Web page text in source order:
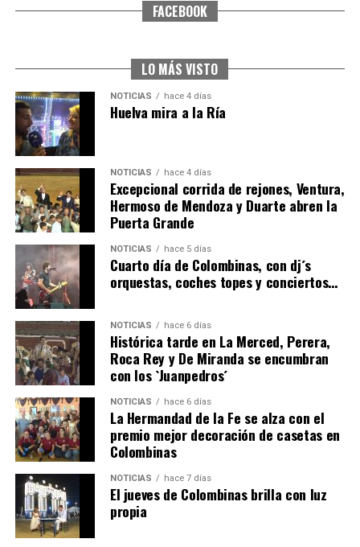
CUARTA CORRIDA DE LAS FIESTAS COLOMBINAS
4º DÍA DE LAS FIESTAS COLOMBINAS 2026
hace 5 días Huelvatv
SEXTA CORRIDA DE LAS FIESTAS COLOMBINAS
2026
hace 3 días· Huelvatv
FACEBOOK
LO MÁS VISTO
NOTICIAS hace 4 días
Huelva mira a la Ría
NOTICIAS hace 4 días
Excepcional corrida de rejones, Ventura,
Hermoso de Mendoza y Duarte abren la
Puerta Grande
NOTICIAS hace 5 días
Cuarto día de Colombinas, con dj´s
orquestas, coches topes y conciertos…
NOTICIAS hace 6 días
Histórica tarde en La Merced, Perera,
Roca Rey y De Miranda se encumbran
con los `Juanpedros´
NOTICIAS hace 6 días
La Hermandad de la Fe se alza con el
premio mejor decoración de casetas en
Colombinas
NOTICIAS hace 7 días
El jueves de Colombinas brilla con luz
propia